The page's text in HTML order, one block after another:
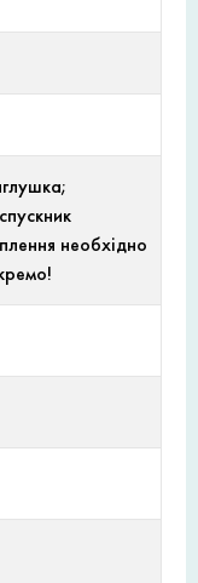
необхідно